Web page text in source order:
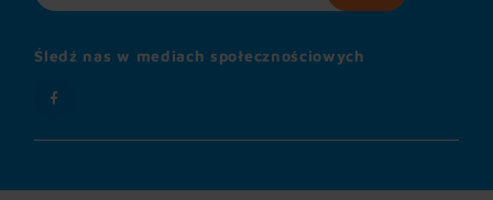
Śledź nas w mediach społecznościowych